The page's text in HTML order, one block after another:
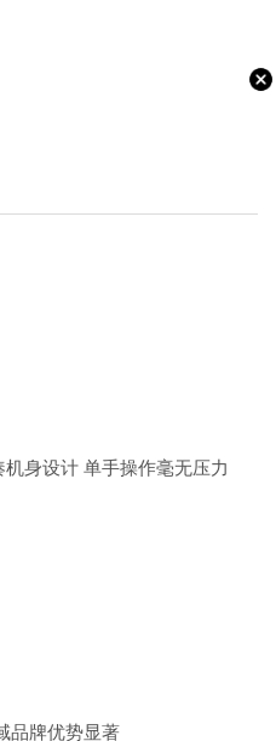
身设计 单手操作毫无压力
品牌优势显著